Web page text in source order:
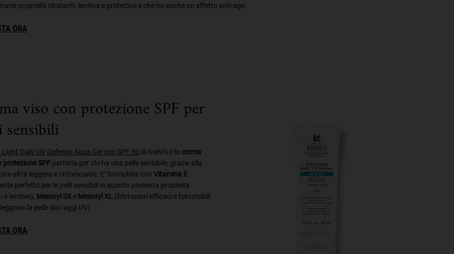
proprietà idratanti, lenitive e protettive e che ha anche un effetto anti-age.
ORA
viso con protezione SPF per
sensibili
Light Daily UV Defense Aqua Gel con SPF 50 di Kiehl’s è la crema
protezione SPFperfetta per chi ha una pelle sensibile, grazie alla
ultra leggera e rinfrescante. E’ formulata con Vitamina E
perfetto per le pelli sensibili in quanto presenta proprietà
e lenitive),
Mexoryl SX e Mexoryl XL (filtri solari efficaci e fotostabili
la pelle dai raggi UV).
ORA